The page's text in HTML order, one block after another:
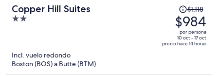
Copper Hill Suites
2
El
precio
era
de
$1,118
$1,118
$984
por persona
10 oct - 17 oct
precio hace 14 horas
Incl. vuelo redondo
Boston (BOS) a Butte (BTM)